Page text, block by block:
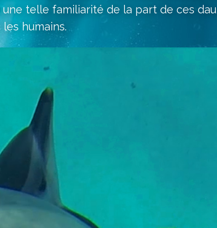
telle familiarité de la part de ces
humains.